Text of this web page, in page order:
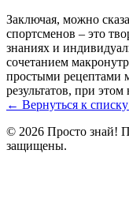
Заключая, можно
спортсменов – это
знаниях и
сочетанием
простыми рецептами
результатов, при
← Вернуться к списку
© 2026 Просто знай!
защищены.